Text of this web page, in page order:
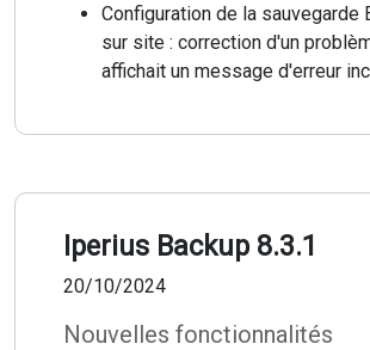
Configuration de la sauvegarde
sur site : correction d'un
affichait un message d'erreur
Iperius Backup 8.3.1
20/10/2024
Nouvelles fonctionnalités